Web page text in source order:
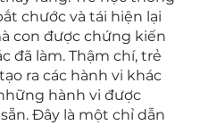
chước và tái hiện lại
con được chứng kiến
đã làm. Thậm chí, trẻ
ra các hành vi khác
hành vi được
Đây là một chỉ dẫn